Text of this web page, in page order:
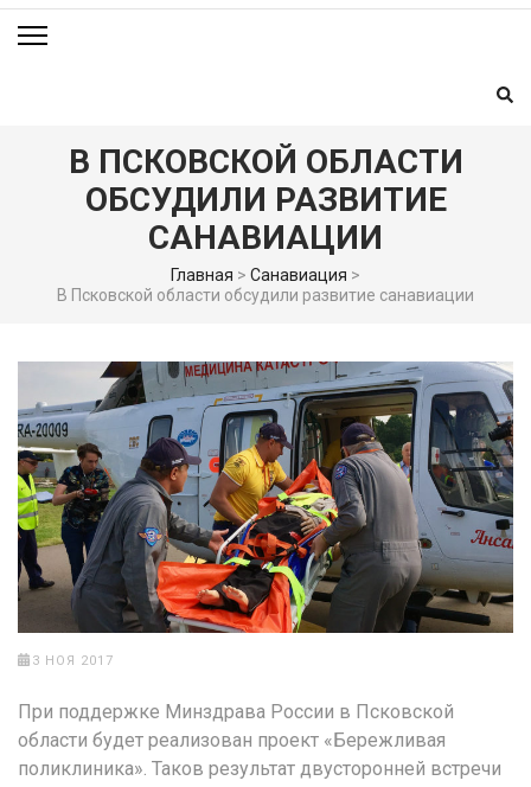
В ПСКОВСКОЙ ОБЛАСТИ
ОБСУДИЛИ РАЗВИТИЕ
САНАВИАЦИИ
Главная > Санавиация >
В Псковской области обсудили развитие санавиации
3 НОЯ 2017
При поддержке Минздрава России в Псковской
области будет реализован проект «Бережливая
поликлиника». Таков результат двусторонней встречи